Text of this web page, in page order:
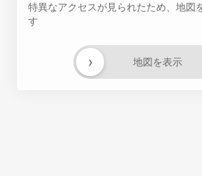
特異なアクセスが見られたため、地図
す
地図を表示
›